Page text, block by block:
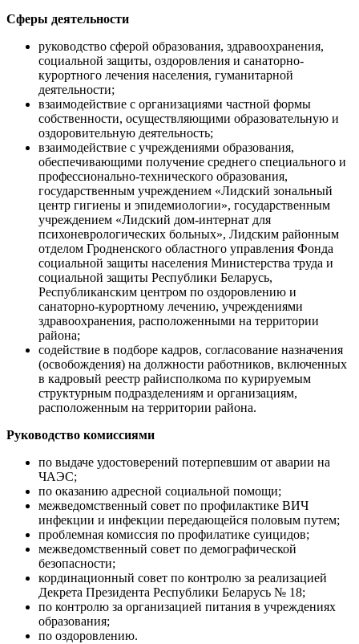
Сферы деятельности
руководство сферой образования, здравоохранения,
социальной защиты, оздоровления и санаторно-
курортного лечения населения, гуманитарной
деятельности;
взаимодействие с организациями частной формы
собственности, осуществляющими образовательную и
оздоровительную деятельность;
взаимодействие с учреждениями образования,
обеспечивающими получение среднего специального и
профессионально-технического образования,
государственным учреждением «Лидский зональный
центр гигиены и эпидемиологии», государственным
учреждением «Лидский дом-интернат для
психоневрологических больных», Лидским районным
отделом Гродненского областного управления Фонда
социальной защиты населения Министерства труда и
социальной защиты Республики Беларусь,
Республиканским центром по оздоровлению и
санаторно-курортному лечению, учреждениями
здравоохранения, расположенными на территории
района;
содействие в подборе кадров, согласование назначения
(освобождения) на должности работников, включенных
в кадровый реестр райисполкома по курируемым
структурным подразделениям и организациям,
расположенным на территории района.
Руководство комиссиями
по выдаче удостоверений потерпевшим от аварии на
ЧАЭС;
по оказанию адресной социальной помощи;
межведомственный совет по профилактике ВИЧ
инфекции и инфекции передающейся половым путем;
проблемная комиссия по профилатике суицидов;
межведомственный совет по демографической
безопасности;
кординационный совет по контролю за реализацией
Декрета Президента Республики Беларусь № 18;
по контролю за организацией питания в учреждениях
образования;
по оздоровлению.